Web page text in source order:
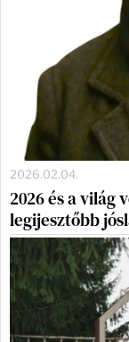
2026.02.04.
2026 és a világ
legijesztőbb